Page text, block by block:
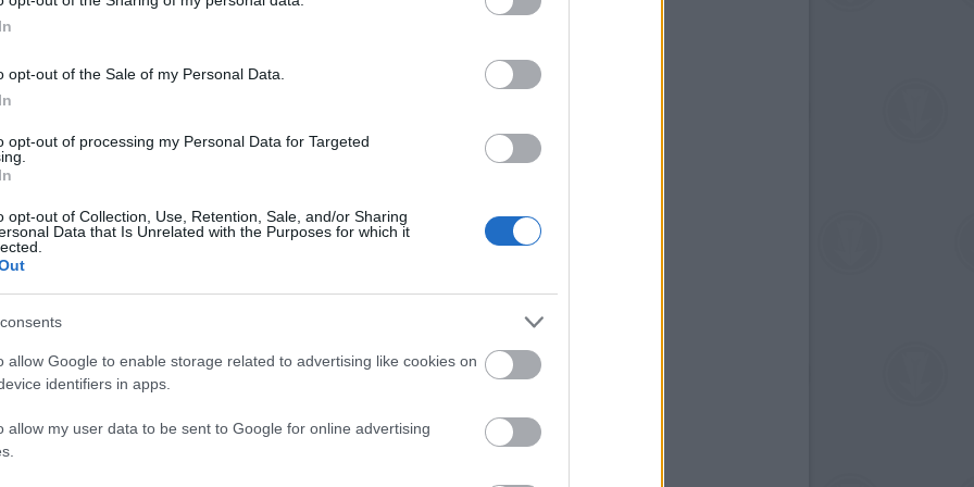
opt-out of the Sale of my Personal Data.
opt-out of processing my Personal Data for Targeted
opt-out of Collection, Use, Retention, Sale, and/or Sharing
Data that Is Unrelated with the Purposes for which it
allow Google to enable storage related to advertising like cookies on
identifiers in apps.
allow my user data to be sent to Google for online advertising
dombokon, Santa Barbara északnyugati részén,
Eddig közel 800 ház égett le Kalifornia
amely miatt az állam kormányzója,
is kihirdette. Nem kizárt, hogy egész
ugyanis leégett egy villamos erőmű is.